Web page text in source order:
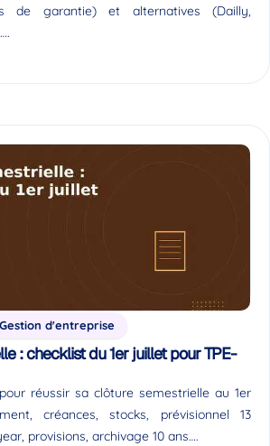
de garantie) et alternatives (Dailly,
Gestion d'entreprise
: checklist du 1er juillet pour TPE-
réussir sa clôture semestrielle au 1er
créances, stocks, prévisionnel 13
provisions, archivage 10 ans….